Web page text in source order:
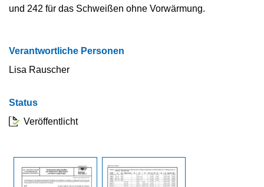
und 242 für das Schweißen ohne Vorwärmung.
Verantwortliche Personen
Lisa Rauscher
Status
Veröffentlicht